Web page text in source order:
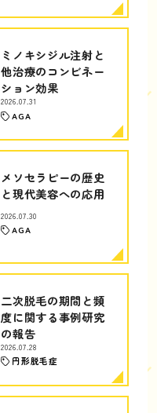
ミノキシジル注射と
他治療のコンビネー
ション効果
2026.07.31
AGA
メソセラピーの歴史
と現代美容への応用
2026.07.30
AGA
二次脱毛の期間と頻
度に関する事例研究
の報告
2026.07.28
円形脱毛症